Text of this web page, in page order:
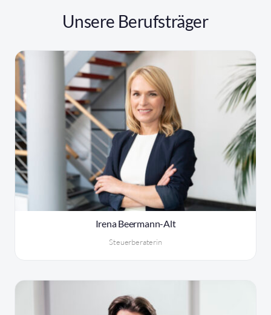
Unsere Berufsträger
Irena Beermann-Alt
Steuerberaterin